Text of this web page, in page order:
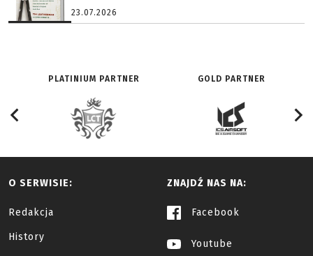
23.07.2026
PLATINIUM PARTNER GOLD PARTNER
O SERWISIE:
Redakcja
History
ZNAJDŹ NAS NA:
Facebook
Youtube